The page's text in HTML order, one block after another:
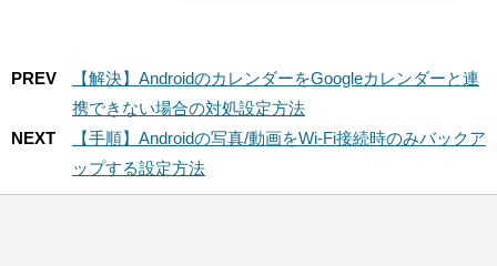
PREV
【解決】AndroidのカレンダーをGoogleカレンダーと連
携できない場合の対処設定方法
NEXT
【手順】Androidの写真/動画をWi-Fi接続時のみバックア
ップする設定方法